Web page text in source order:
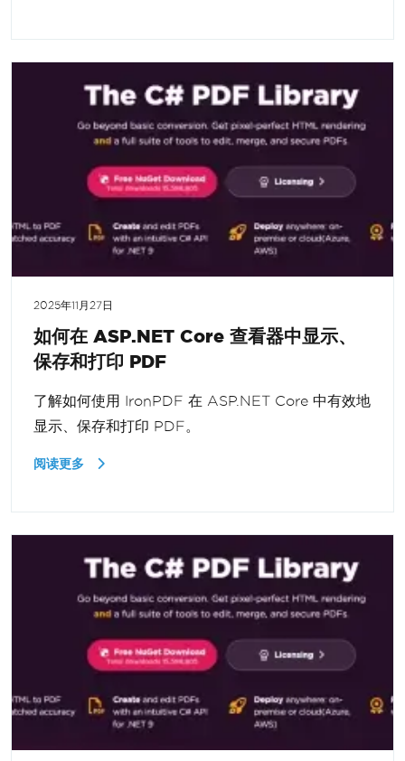
2025年11月27日
如何在 ASP.NET Core 查看器中显示、
保存和打印 PDF
了解如何使用 IronPDF 在 ASP.NET Core 中有效地
显示、保存和打印 PDF。
阅读更多